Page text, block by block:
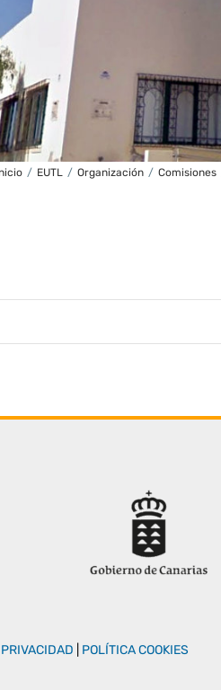
/ EUTL / Organización / Comisiones
POLÍTICA COOKIES